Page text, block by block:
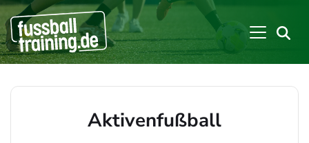
Aktivenfußball